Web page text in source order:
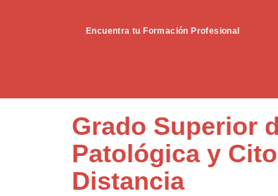
Encuentra tu Formación Profesional
Grado Superior
Patológica y
Distancia